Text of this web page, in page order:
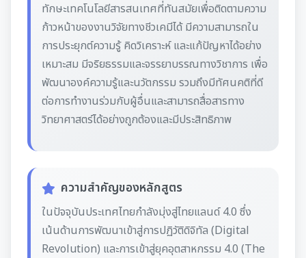
ทักษะเทคโนโลยีสารสนเทศที่ทันสมัยเพื่อติดตามความ
ก้าวหน้าของงานวิจัยทางชีวเคมีได้ มีความสามารถใน
การประยุกต์ความรู้ คิดวิเคราะห์ และแก้ปัญหาได้อย่าง
เหมาะสม มีจริยธรรมและจรรยาบรรณทางวิชาการ เพื่อ
พัฒนาองค์ความรู้และนวัตกรรม รวมถึงมีทัศนคติที่ดี
ต่อการทำงานร่วมกับผู้อื่นและสามารถสื่อสารทาง
วิทยาศาสตร์ได้อย่างถูกต้องและมีประสิทธิภาพ
ความสำคัญของหลักสูตร
ในปัจจุบันประเทศไทยกำลังมุ่งสู่ไทยแลนด์ 4.0 ซึ่ง
เน้นด้านการพัฒนาเข้าสู่การปฏิวัติดิจิทัล (Digital
Revolution) และการเข้าสู่ยุคอุตสาหกรรม 4.0 (The